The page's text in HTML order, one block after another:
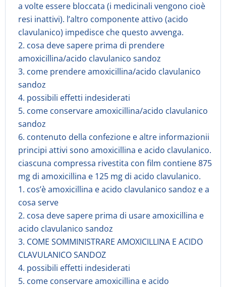
a volte essere bloccata (i medicinali vengono cioè
resi inattivi). l’altro componente attivo (acido
clavulanico) impedisce che questo avvenga.
2. cosa deve sapere prima di prendere
amoxicillina/acido clavulanico sandoz
3. come prendere amoxicillina/acido clavulanico
sandoz
4. possibili effetti indesiderati
5. come conservare amoxicillina/acido clavulanico
sandoz
6. contenuto della confezione e altre informazionii
principi attivi sono amoxicillina e acido clavulanico.
ciascuna compressa rivestita con film contiene 875
mg di amoxicillina e 125 mg di acido clavulanico.
1. cos’è amoxicillina e acido clavulanico sandoz e a
cosa serve
2. cosa deve sapere prima di usare amoxicillina e
acido clavulanico sandoz
3. COME SOMMINISTRARE AMOXICILLINA E ACIDO
CLAVULANICO SANDOZ
4. possibili effetti indesiderati
5. come conservare amoxicillina e acido